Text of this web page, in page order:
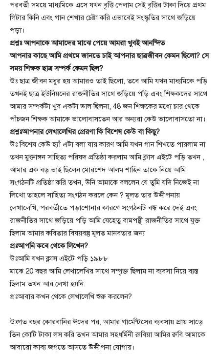
পরবর্তী সময়ে মাধ্যমিকে এসে যখন বৃত্তি পেলাম সেই বৃত্তির টাকা দিয়ে প্রথম
গিটার কিনি এবং গান শেখার চেষ্টা করি এভাবেই সংস্কৃতির সাথে জড়িয়ে
পড়া।
প্রশ্নঃ আপনাকে আমাদের মাঝে পেয়ে আমরা খুবই আনন্দিত
আপনার কাছে আমি প্রথমে জানতে চাই আপনার ছাত্রজীবন কেমন ছিলো? সে
সময় শিক্ষক ছাত্র সম্পর্ক কেমন ছিল?
উঃ ছাত্র জীবন মধুর হয় আমারও তাই ছিলো, তবে আমি যখন মাধ্যমিকে পড়ি
তখনই ছাত্র ইউনিয়নের রাজনীতির সাথে জড়িয়ে পড়ি এবং শিক্ষকদের সাথে
আমার সম্পর্কটা খুব একটা ভাল ছিলনা, 48 জন শিক্ষকের মধ্যে চার থেকে
পাঁচজন শিক্ষক আমাকে ভালোবাসতেন আর অন্যরা কেউ ভালোবাসতো না।
প্রশ্নঃআপনার লেখালেখির প্রেরণা কি বিশেষ কেউ বা কিছু?
উঃ বিশেষ কেউ হ্যাঁ এটা বলা যায় কারণ আমি যখন গান শিখতে পারলাম না
তখন মুক্তাঙ্গন সাহিত্য পরিষদ প্রতিষ্ঠা করলাম আমি ক্লাস এইটে পড়ি তখন ,
আমার এক বড় ভাই ছিলেন মোরশেদ আলম শাহিন তাকে নিয়ে আমি
সংগঠনটি প্রতিষ্ঠা করি তখন, উনি আমাকে বললেন যে তুমি যদি নিজেই না
লিখো তাহলে সাহিত্য সংগঠন করলে কেন ? মূলত তার উদ্দীপনায়
লেখালেখি, পরবর্তীতে পড়াশোনার কারণে সংগঠনটি বন্ধ করে দেই এবং
রাজনীতির সাথে জড়িয়ে পড়ি আমি যেহেতু বামপন্থী রাজনীতির সাথে যুক্ত
ছিলাম আমার কবিতার বিষয়বস্তু মূলত মানবতার জন্য
প্রঃআপনি কবে থেকে লিখেন?
উঃআমি যখন ক্লাস এইটে পড়ি ১৯৮৮
মাঝে 20 বছর আমি লেখালেখির সাথে সম্পৃক্ত ছিলাম না ব্যবসা নিয়ে ব্যস্ত
ছিলাম তখন আর লেখা হয়নি.
প্রঃআবার কখন থেকে লেখালেখি শুরু করলেন?
উঃগত বছর কোরবানির ঈদের পর, আমার গার্মেন্টসের ব্যবসায় প্রায় সাড়ে
তিন কোটি টাকা লস করি তখন আমার সহধর্মিনী রুবিয়া আমির রুবি আমাকে
আবারো কাব্য জগতে আসতে উদ্দীপনা যোগায়।